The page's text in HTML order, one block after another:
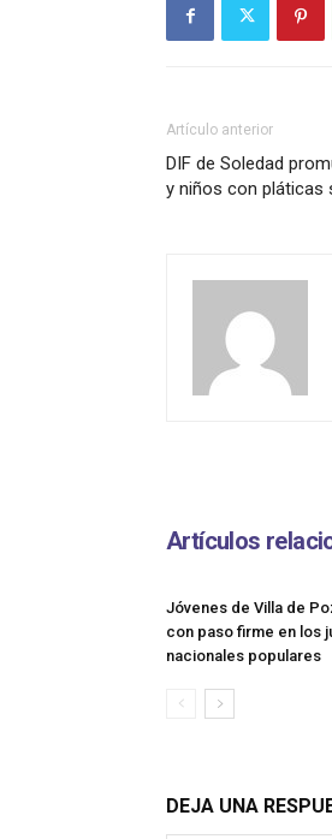
Artículo anterior
DIF de Soledad
y niños con pláticas
Artículos
Jóvenes de Villa de
con paso firme en los
nacionales populares
DEJA UNA